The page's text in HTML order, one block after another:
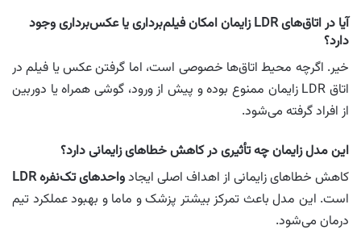
آیا در اتاق‌های LDR زایمان امکان فیلم‌برداری یا عکس‌برداری وجود
دارد؟
خیر. اگرچه محیط اتاق‌ها خصوصی است، اما گرفتن عکس یا فیلم در
اتاق LDR زایمان ممنوع بوده و پیش از ورود، گوشی همراه یا دوربین
از افراد گرفته می‌شود.
این مدل زایمان چه تأثیری در کاهش خطاهای زایمانی دارد؟
کاهش خطاهای زایمانی از اهداف اصلی ایجادواحدهای تک‌نفره LDR
است. این مدل باعث تمرکز بیشتر پزشک و ماما و بهبود عملکرد تیم
درمان می‌شود.